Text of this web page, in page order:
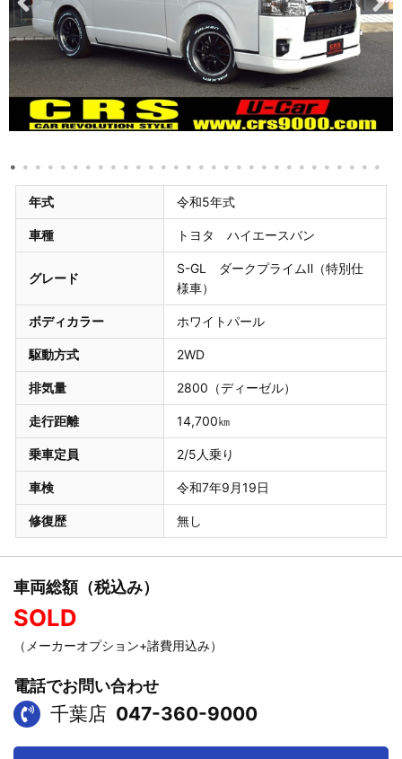
年式 令和5年式
車種 トヨタ ハイエースバン
グレード
S-GL ダークプライムⅡ（特別仕
様車）
ボディカラー ホワイトパール
駆動方式 2WD
排気量 2800（ディーゼル）
走行距離 14,700㎞
乗車定員 2/5人乗り
車検 令和7年9月19日
修復歴 無し
車両総額（税込み）
SOLD
（メーカーオプション+諸費用込み）
電話でお問い合わせ
千葉店 047-360-9000